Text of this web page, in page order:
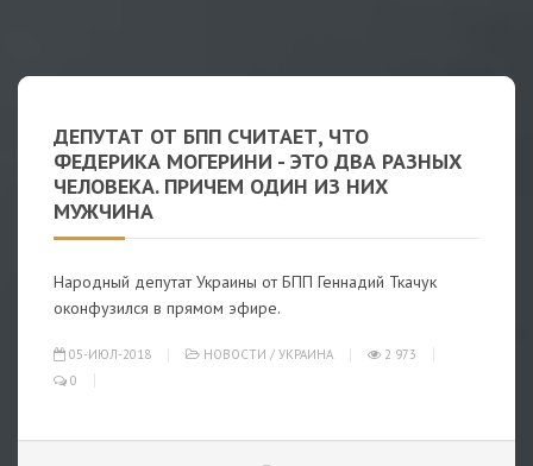
ДЕПУТАТ ОТ БПП СЧИТАЕТ, ЧТО
ФЕДЕРИКА МОГЕРИНИ - ЭТО ДВА РАЗНЫХ
ЧЕЛОВЕКА. ПРИЧЕМ ОДИН ИЗ НИХ
МУЖЧИНА
Народный депутат Украины от БПП Геннадий Ткачук
оконфузился в прямом эфире.
05-ИЮЛ-2018 НОВОСТИ / УКРАИНА
2 973
0